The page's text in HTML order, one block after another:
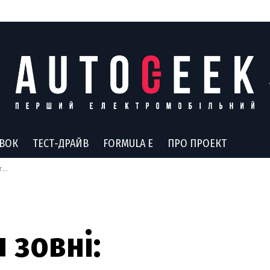
ТЕСТ-ДРАЙВ FORMULA E ПРО ПРОЕКТ